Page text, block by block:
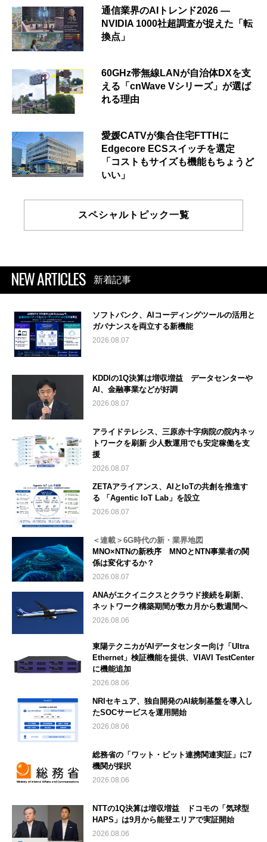
通信業界のAIトレンド2026 ―
NVIDIA 1000社超調査が捉えた「転
換点」
60GHz帯無線LANが自治体DXを支
える「cnWave Vシリーズ」が選ば
れる理由
愛媛CATVが集合住宅FTTHに
Edgecore ECSスイッチを選定
「コストもサイズも機能もちょうど
いい」
スペシャルトピック一覧
NEW ARTICLES 新着記事
ソフトバンク、AIコーディングツールの活用と
ガバナンスを両立する新機能
2026.08.07
KDDIの1Q決算は増収増益 データセンターや
AI、金融事業などが好調
2026.08.07
アライドテレシス、三原赤十字病院の院内ネッ
トワークを刷新 少人数運用でも安定稼働を支
援
2026.08.07
ZETAアライアンス、AIとIoTの共創を推進す
る 「Agentic IoT Lab」を設立
2026.08.07
＜連載＞6G時代の新・業界地図
MNO×NTNの新秩序 MNOとNTN事業者の関
係は変化するか？
2026.08.07
ANAがエクイニクスとクラウド接続を刷新、
ネットワーク構築期間が数カ月から数週間へ
2026.08.06
東陽テクニカがAIデータセンター向け「Ultra
Ethernet」検証機能を提供、VIAVI TestCenter
に機能追加
2026.08.06
NRIセキュア、独自開発のAI統制基盤を導入し
たSOCサービスを運用開始
2026.08.06
総務省の「ワット・ビット連携関連実証」に7
機関が採択
2026.08.06
NTTの1Q決算は増収増益 ドコモの「気球型
HAPS」は9月から能登エリアで実証開始
2026.08.06